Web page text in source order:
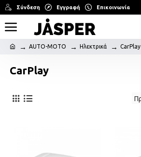
Σύνδεση Εγγραφή Επικοινωνία
AUTO-MOTO Ηλεκτρικά CarPlay
CarPlay